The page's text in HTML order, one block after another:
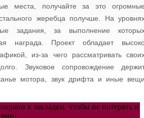
места, получайте за это
жеребца получше. На
задания, за выполнение
награда. Проект обладает
из-за чего рассматривать
Звуковое сопровождение
мотора, звук дрифта и иные
в закладки, чтобы не потерять и